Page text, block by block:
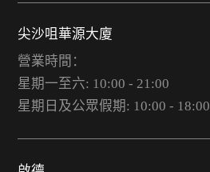
尖沙咀華源大廈
營業時間：
星期一至六: 10:00 - 21:00
星期日及公眾假期: 10:00 - 18:00